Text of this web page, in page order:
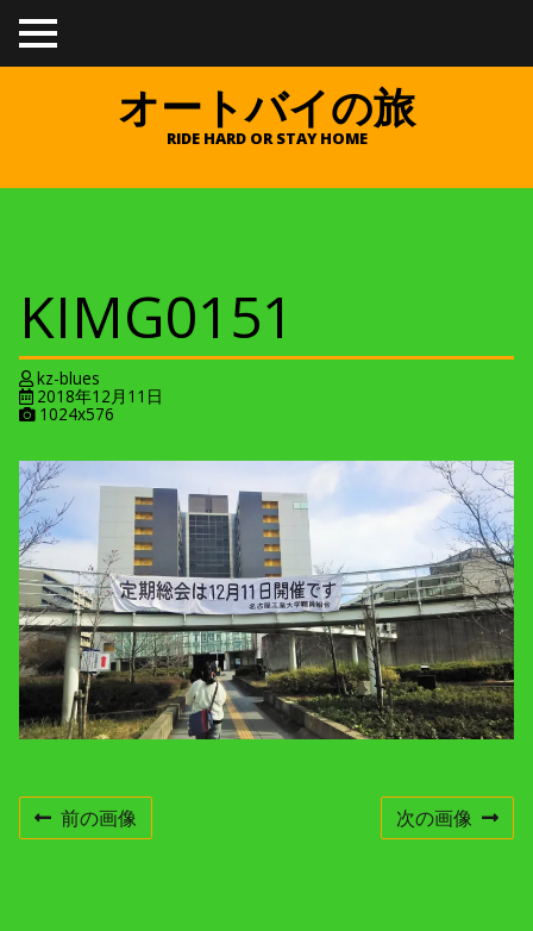
TO
GGL
オートバイの旅
RIDE HARD OR STAY HOME
KIMG0151
kz-blues
2018年12月11日
A
a
c
h
m
e
n
t
r
e
s
o
l
u
i
o
1024x576
前の画像 次の画像